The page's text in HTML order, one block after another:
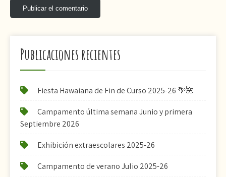
Publicaciones recientes
Fiesta Hawaiana de Fin de Curso 2025-26 🌴🌺
Campamento última semana Junio y primera
Septiembre 2026
Exhibición extraescolares 2025-26
Campamento de verano Julio 2025-26